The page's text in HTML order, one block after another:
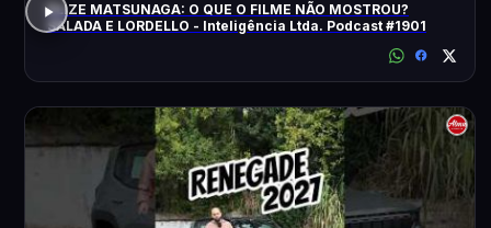
ELIZE MATSUNAGA: O QUE O FILME NÃO MOSTROU?
SALADA E LORDELLO - Inteligência Ltda. Podcast #1901